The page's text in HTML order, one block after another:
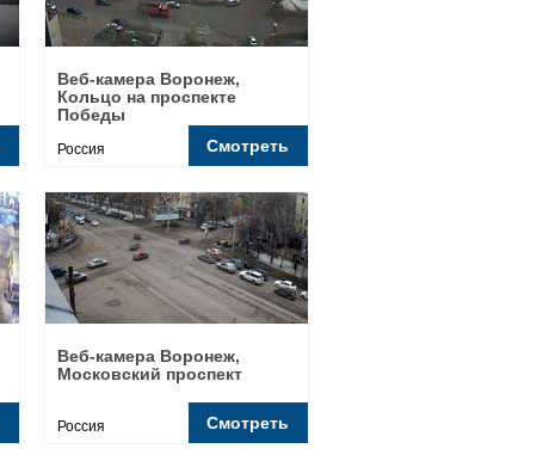
Веб-камера Воронеж,
Кольцо на проспекте
Победы
Россия Смотреть
Веб-камера Воронеж,
Московский проспект
Россия Смотреть